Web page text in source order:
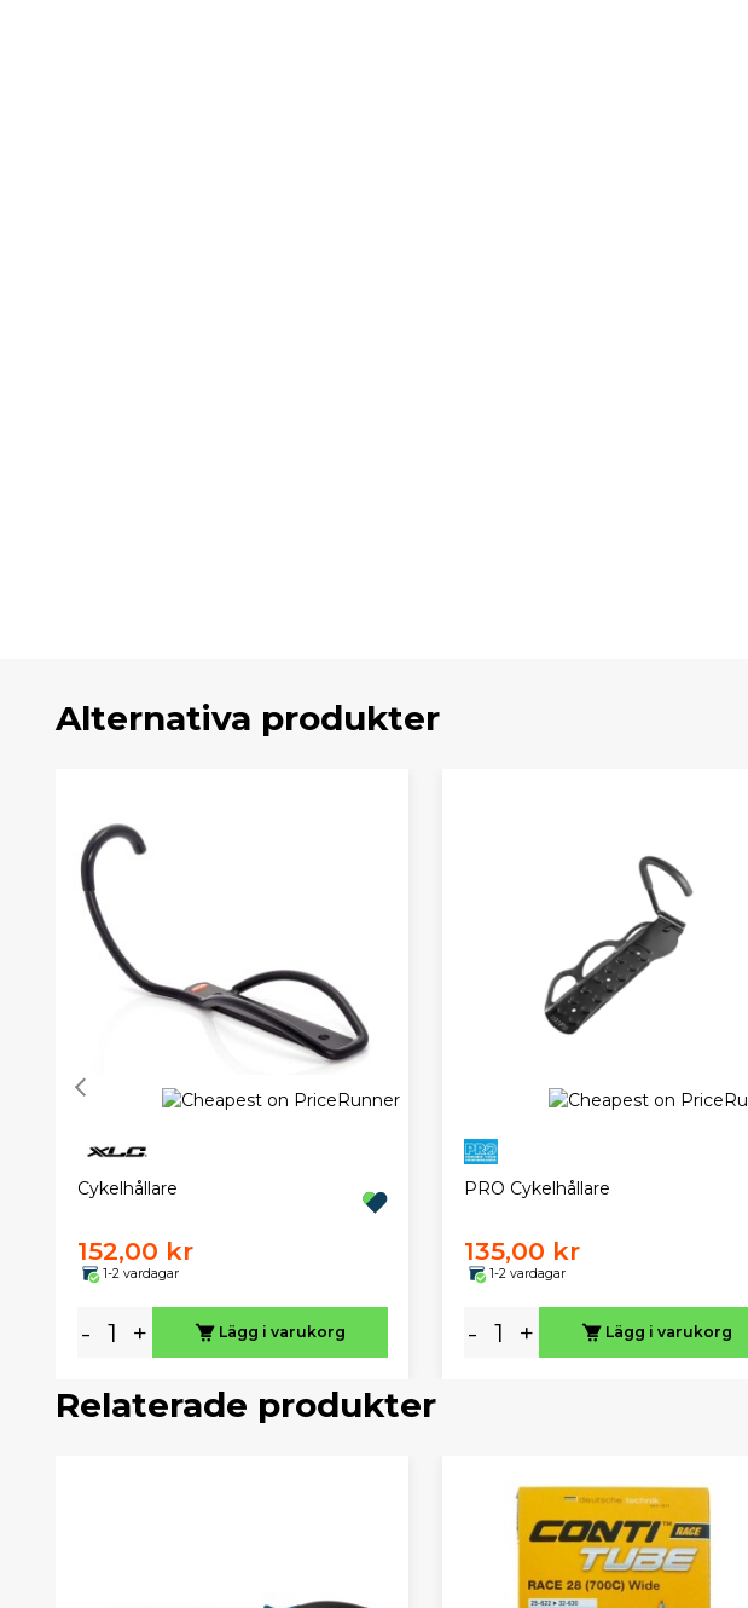
Alternativa produkter
Cykelhållare
152,00 kr
1-2 vardagar
- + Lägg i varukorg
PRO Cykelhållare
135,00 kr
1-2 vardagar
- + Lägg i varukorg
Relaterade produkter